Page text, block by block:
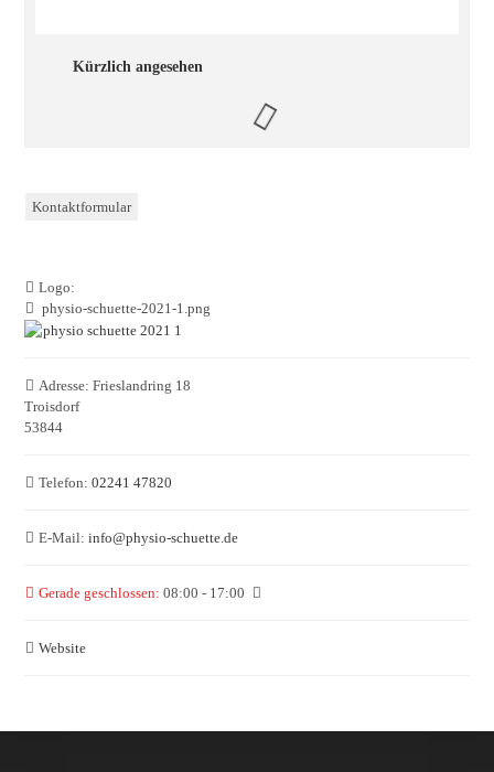
Kürzlich angesehen
Kontaktformular
Logo:
physio-schuette-2021-1.png
Adresse: Frieslandring 18
Troisdorf
53844
Telefon: 02241 47820
E-Mail: info@physio-schuette.de
Gerade geschlossen: 08:00 - 17:00
Website